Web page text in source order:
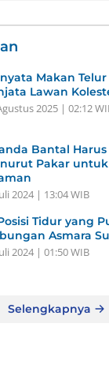
Makan
Lawan
2025 | 02:12
Bantal
Pakar
2024 | 13:04 WIB
Tidur yang
Asmara
2024 | 01:50 WIB
Selengkapnya